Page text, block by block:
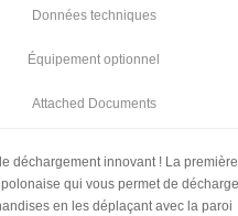
Données techniques
Équipement optionnel
Attached Documents
déchargement innovant ! La première
qui vous permet de
en les déplaçant avec la paroi